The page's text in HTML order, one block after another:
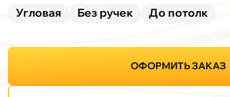
Угловая Без ручек До потолк
ОФОРМИТЬ ЗАКАЗ